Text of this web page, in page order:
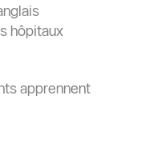
hôpitaux
apprennent